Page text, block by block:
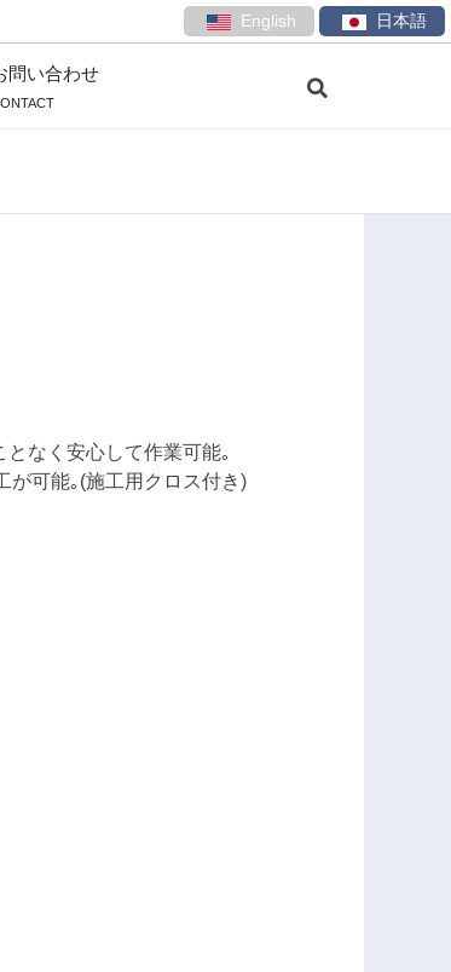
English 日本語
問い合わせ
となく安心して作業可能｡
が可能｡(施工用クロス付き)